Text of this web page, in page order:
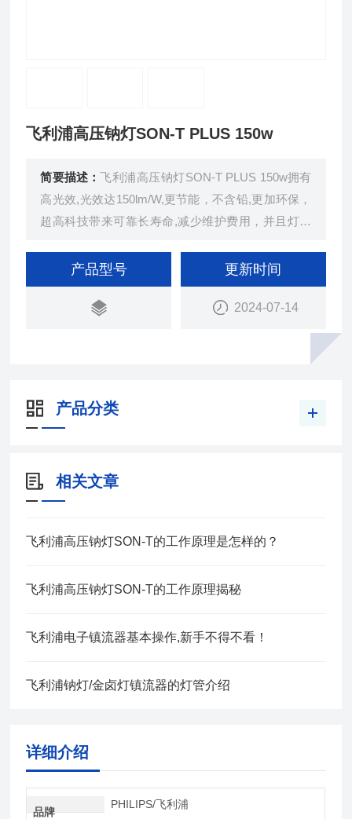
飞利浦高压钠灯SON-T PLUS 150w
简要描述：飞利浦高压钠灯SON-T PLUS 150w拥有
高光效,光效达150lm/W,更节能，不含铅,更加环保，
超高科技带来可靠长寿命,减少维护费用，并且灯具
改造。产品型号 更新时间
2024-07-14
产品分类
相关文章
飞利浦高压钠灯SON-T的工作原理是怎样的？
飞利浦高压钠灯SON-T的工作原理揭秘
飞利浦电子镇流器基本操作,新手不得不看！
飞利浦钠灯/金卤灯镇流器的灯管介绍
详细介绍
品牌
PHILIPS/飞利浦